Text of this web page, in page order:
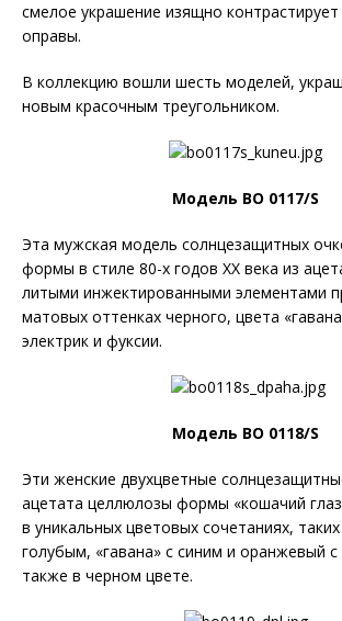
смелое украшение изящно
оправы.
В коллекцию вошли шесть моделей,
новым красочным треугольником.
Модель BO 0117/S
Эта мужская модель солнцезащитных
формы в стиле 80-х годов XX века из
литыми инжектированными элементами
матовых оттенках черного, цвета
электрик и фуксии.
Модель BO 0118/S
Эти женские двухцветные
ацетата целлюлозы формы «кошачий
в уникальных цветовых сочетаниях,
голубым, «гавана» с синим и оранжевый
также в черном цвете.